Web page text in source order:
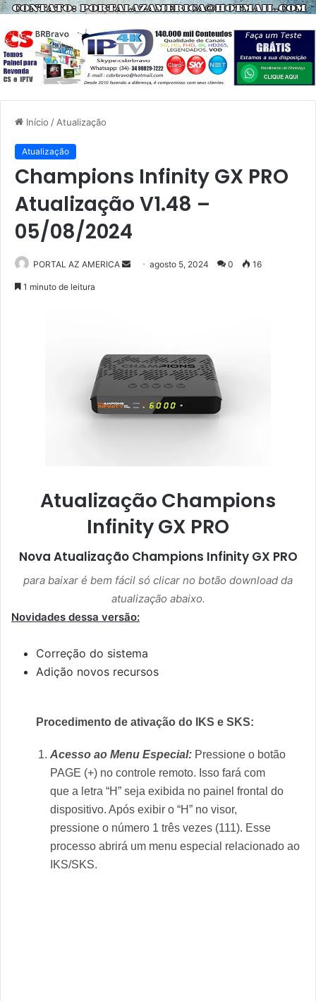
Início / Atualização
Atualização
Champions Infinity GX PRO
Atualização V1.48 –
05/08/2024
PORTAL AZ AMERICA
m
e
m
agosto 5, 2024 0 16
1 minuto de leitura
Atualização Champions
Infinity GX PRO
Nova Atualização Champions Infinity GX PRO
para baixar é bem fácil só clicar no botão download da
atualização abaixo.
Novidades dessa versão:
Correção do sistema
Adição novos recursos
Procedimento de ativação do IKS e SKS:
Acesso ao Menu Especial: Pressione o botão
PAGE (+) no controle remoto. Isso fará com
que a letra “H” seja exibida no painel frontal do
dispositivo. Após exibir o “H” no visor,
pressione o número 1 três vezes (111). Esse
processo abrirá um menu especial relacionado ao
IKS/SKS.